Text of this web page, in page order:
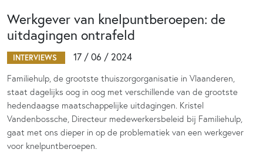
Werkgever van knelpuntberoepen: de
uitdagingen ontrafeld
INTERVIEWS 17 / 06 / 2024
Familiehulp, de grootste thuiszorgorganisatie in Vlaanderen,
staat dagelijks oog in oog met verschillende van de grootste
hedendaagse maatschappelijke uitdagingen. Kristel
Vandenbossche, Directeur medewerkersbeleid bij Familiehulp,
gaat met ons dieper in op de problematiek van een werkgever
voor knelpuntberoepen.